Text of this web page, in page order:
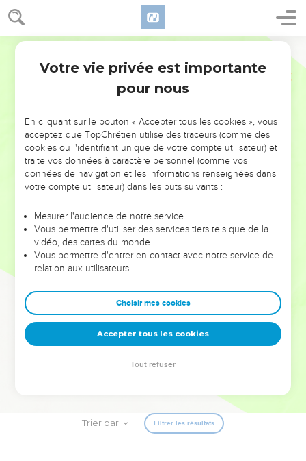
NE MANQUEZ PAS L’ÉVÉNEMENT
DE L’ANNÉE !
ET SI LEURS ERREURS POUVAIENT VOUS ÉVITER LES
VOTRES ?
leur foi ou leur vision. Mais on voit moins les doutes, les erreurs
et les saisons difficiles qu'ils ont traversés, alors même que ce
sont elles qui les ont façonnés.
Dans cette conférence, leaders, entrepreneurs, et responsables
clés pour avancer avec plus de sagesse afin que leurs erreurs
deviennent vos tremplins. Que vous guidiez un ministère, une
équipe, un groupe ou une famille, leur expérience est faite
pour vous.
Trier par Filtrer les résultats
Votre vie privée est importante
pour nous
En cliquant sur le bouton « Accepter tous les cookies », vous
acceptez que TopChrétien utilise des traceurs (comme des
cookies ou l'identifiant unique de votre compte utilisateur) et
traite vos données à caractère personnel (comme vos
données de navigation et les informations renseignées dans
votre compte utilisateur) dans les buts suivants :
Mesurer l'audience de notre service
Vous permettre d'utiliser des services tiers tels que de la
vidéo, des cartes du monde…
Vous permettre d'entrer en contact avec notre service de
relation aux utilisateurs.
Choisir mes cookies
Accepter tous les cookies
Tout refuser